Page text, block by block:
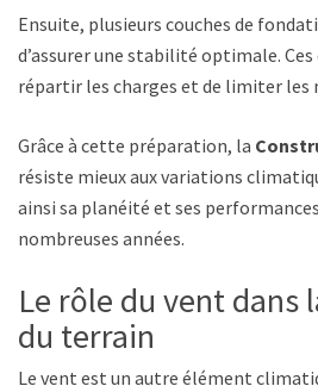
Ensuite, plusieurs couches de
d’assurer une stabilité optimale.
répartir les charges et de limiter les
Grâce à cette préparation, la
résiste mieux aux variations
ainsi sa planéité et ses
nombreuses années.
Le rôle du vent dans
du terrain
Le vent est un autre élément